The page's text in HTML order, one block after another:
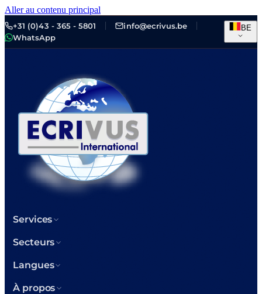
Aller au contenu principal
+31 (0)43 - 365 - 5801
info@ecrivus.be
WhatsApp
BE
Services
Secteurs
Langues
À propos